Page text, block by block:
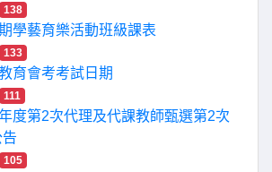
138
學藝育樂活動班級課表
133
育會考考試日期
111
度第2次代理及代課教師甄選第2次
105